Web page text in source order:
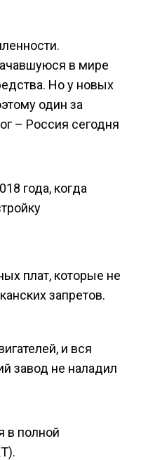
в мире
Но у новых
один за
– Россия сегодня
года, когда
плат, которые не
запретов.
и вся
завод не наладил
в полной